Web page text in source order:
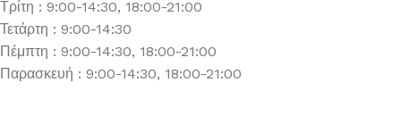
Τρίτη : 9:00-14:30, 18:00-21:00
Τετάρτη : 9:00-14:30
Πέμπτη : 9:00-14:30, 18:00-21:00
Παρασκευή : 9:00-14:30, 18:00-21:00